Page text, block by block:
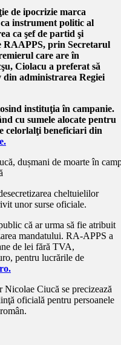
de ipocrizie marca
instrument politic al
ca şef de partid şi
RAAPPS, prin Secretarul
care are în
Ciolacu a preferat să
din administrarea Regiei
instituţia în campanie.
cu sumele alocate pentru
celorlalţi beneficiari din
cheltuielilor
unor surse oficiale.
că ar urma să fie atribuit
mandatului. RA-APPS a
de lei fără TVA,
pentru lucrările de
Nicolae Ciucă se precizează
oficială pentru persoanele